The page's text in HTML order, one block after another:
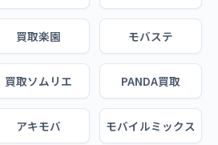
買取楽園 モバステ
買取ソムリエ PANDA買取
アキモバ モバイルミックス